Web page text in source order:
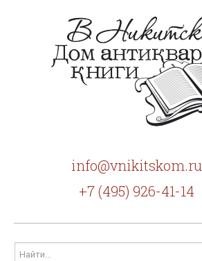
info@vnikitskom.ru
+7 (495) 926-41-14